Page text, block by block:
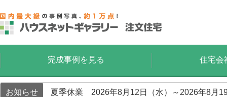
完成事例を見る 住宅会
お知らせ 夏季休業 2026年8月12日（水）～2026年8月